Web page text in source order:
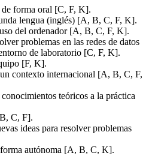
forma oral [C, F, K].
lengua (inglés) [A, B, C, F, K].
del ordenador [A, B, C, F, K].
problemas en las redes de datos
de laboratorio [C, F, K].
[F, K].
contexto internacional [A, B, C, F,
teóricos a la práctica
C, F].
ideas para resolver problemas
autónoma [A, B, C, K].